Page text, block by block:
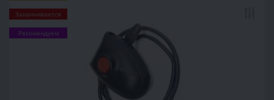
Заканчивается
Рекомендуем